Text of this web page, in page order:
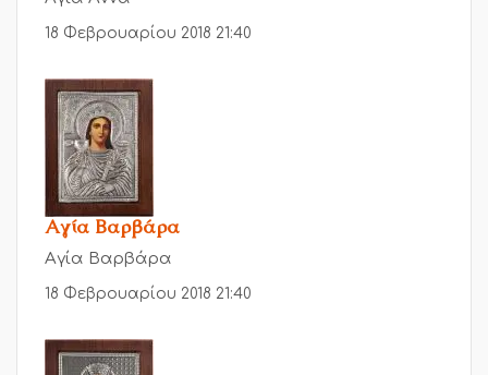
18 Φεβρουαρίου 2018 21:40
Αγία Βαρβάρα
Αγία Βαρβάρα
18 Φεβρουαρίου 2018 21:40